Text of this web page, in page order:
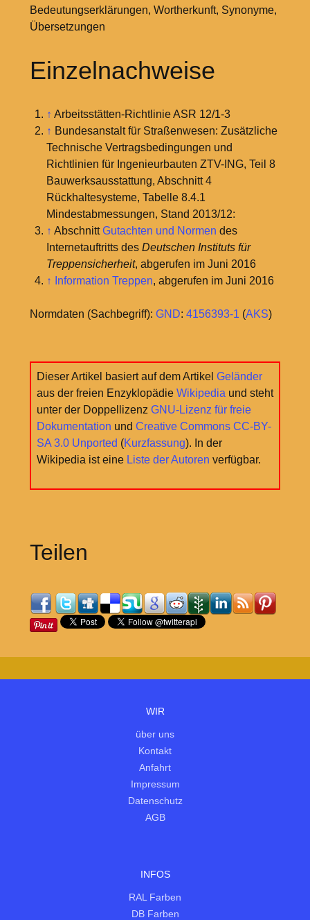
Bedeutungserklärungen, Wortherkunft, Synonyme,
Übersetzungen
Einzelnachweise
↑ Arbeitsstätten-Richtlinie ASR 12/1-3
↑ Bundesanstalt für Straßenwesen: Zusätzliche
Technische Vertragsbedingungen und
Richtlinien für Ingenieurbauten ZTV-ING, Teil 8
Bauwerksausstattung, Abschnitt 4
Rückhaltesysteme, Tabelle 8.4.1
Mindestabmessungen, Stand 2013/12:
↑ AbschnittGutachten und Normen des
Internetauftritts des Deutschen Instituts für
Treppensicherheit, abgerufen im Juni 2016
↑
Information Treppen, abgerufen im Juni 2016
Normdaten (Sachbegriff): GND: 4156393-1 (AKS)
Dieser Artikel basiert auf dem Artikel Geländer
aus der freien Enzyklopädie Wikipedia und steht
unter der Doppellizenz GNU-Lizenz für freie
Dokumentation und Creative Commons CC-BY-
SA 3.0 Unported (Kurzfassung). In der
Wikipedia ist eine Liste der Autoren verfügbar.
Teilen
WIR
über uns
Kontakt
Anfahrt
Impressum
Datenschutz
AGB
INFOS
RAL Farben
DB Farben